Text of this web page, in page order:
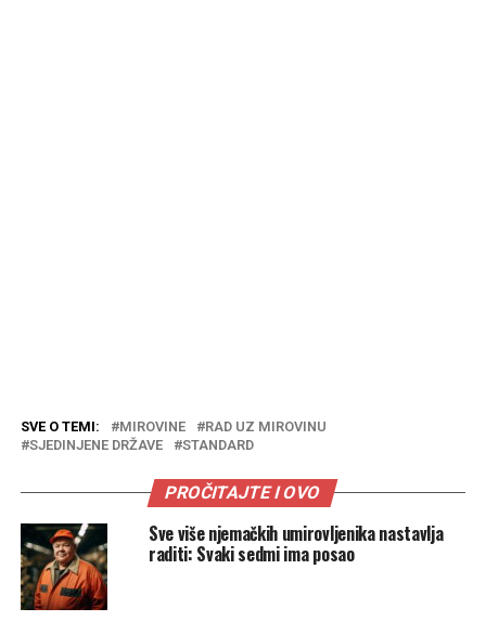
SVE O TEMI: MIROVINE
RAD UZ MIROVINU
SJEDINJENE DRŽAVE
STANDARD
PROČITAJTE I OVO
Sve više njemačkih umirovljenika nastavlja
raditi: Svaki sedmi ima posao